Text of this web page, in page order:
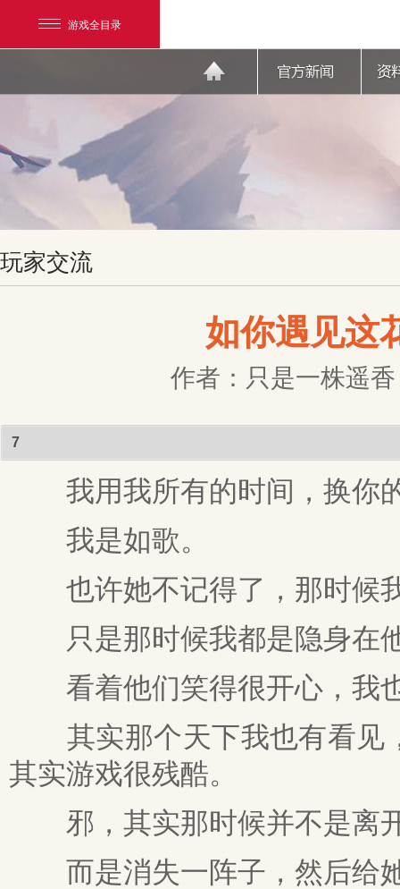
游戏全目录
玩家交流
如你遇见这
作者：只是一株遥香
7
我用我所有的时间，换你
我是如歌。
也许她不记得了，那时候
只是那时候我都是隐身在
看着他们笑得很开心，我
其实那个天下我也有看见
其实游戏很残酷。
邪，其实那时候并不是离
而是消失一阵子，然后给